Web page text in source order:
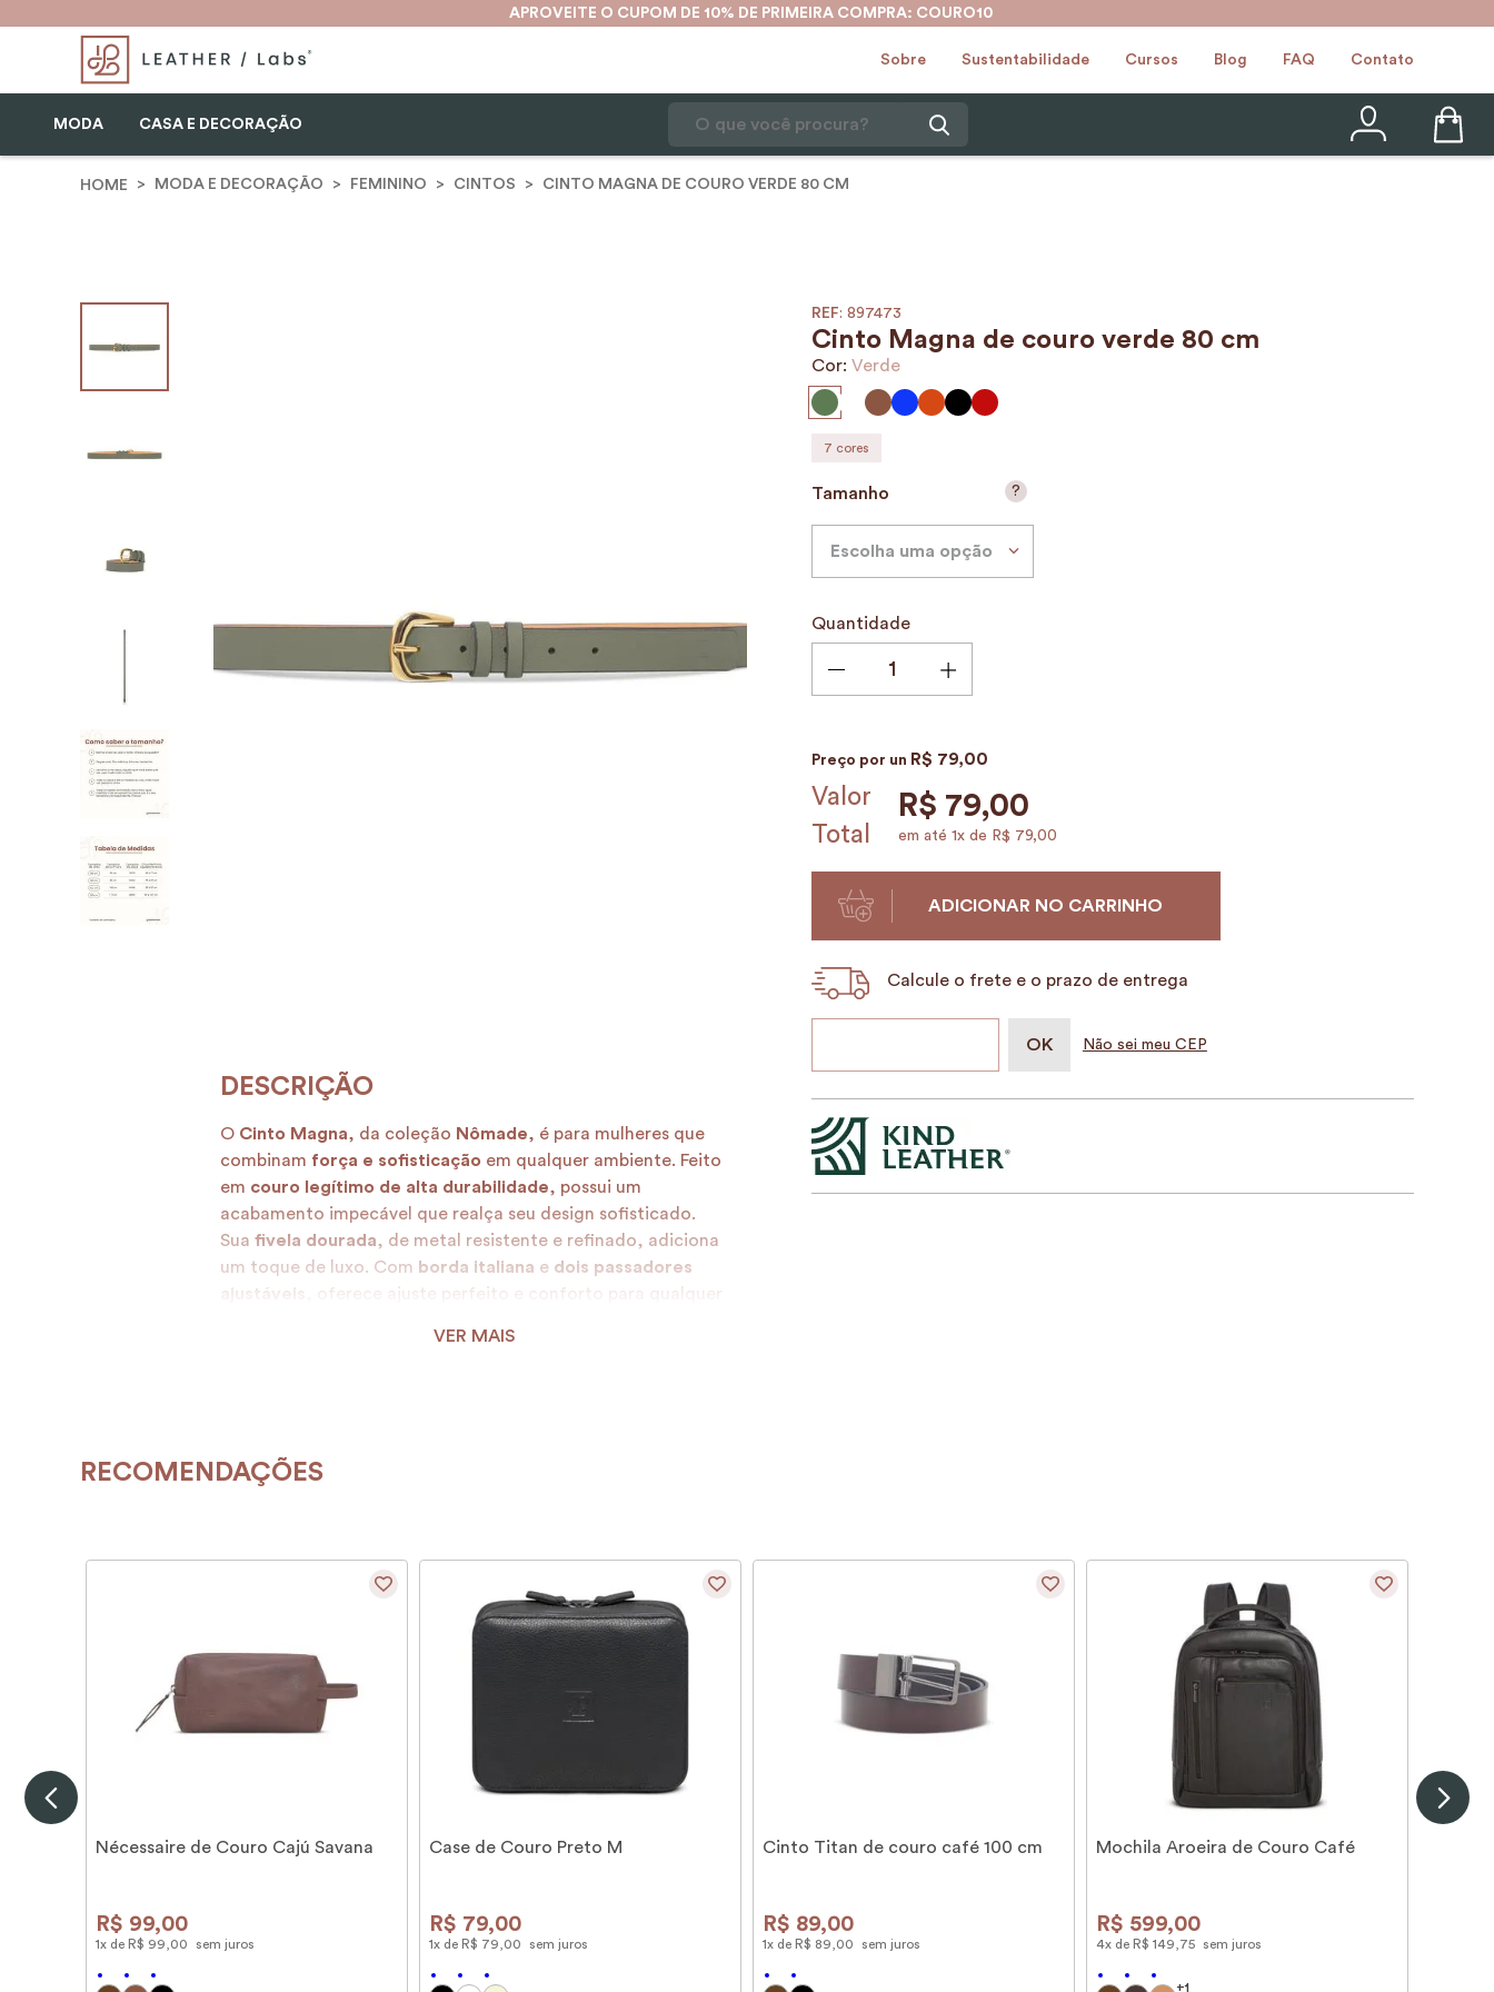
APROVEITE O CUPOM DE 10% DE PRIMEIRA COMPRA: COURO10
Sobre Sustentabilidade Cursos Blog FAQ Contato
MODA CASA E DECORAÇÃO
MODA E DECORAÇÃO FEMININO CINTOS CINTO MAGNA DE COURO VERDE 80 CM
O Cinto Magna, da coleção Nômade, é para mulheres que
combinam força e sofisticação em qualquer ambiente. Feito
em couro legítimo de alta durabilidade, possui um
acabamento impecável que realça seu design sofisticado.
Sua fivela dourada, de metal resistente e refinado, adiciona
um toque de luxo. Com borda italiana e dois passadores
ajustáveis
, oferece ajuste perfeito e conforto para qualquer
Mais do que um acessório, oCinto Magna
VER MAIS
: 897473
Cinto Magna de couro verde 80 cm
Cor: Verde
7 cores
Tamanho
Escolha uma opção
?
Quantidade
Preço por un R$ 79,00
Valor
Total
R$ 79,00
em até 1x de R$ 79,00
ADICIONAR NO CARRINHO
Calcule o frete e o prazo de entrega
Não sei meu CEP
RECOMENDAÇÕES
Nécessaire de Couro Cajú Savana
R$ 99,00
1x de R$ 99 00 sem juros
Case de Couro Preto M
R$ 79,00
1x de R$ 79 00 sem juros
Cinto Titan de couro café 100 cm
R$ 89,00
1x de R$ 89 00 sem juros
Mochila Aroeira de Couro Café
R$ 599,00
4x de R$ 149 75 sem juros
+1